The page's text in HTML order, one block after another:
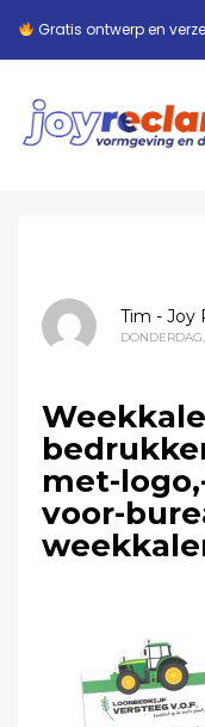
Gratis ontwerp en
Tim - Joy
met-
voor-